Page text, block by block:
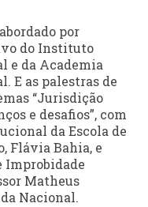
por
do Instituto
e da Academia
E as palestras de
“Jurisdição
e desafios”, com
da Escola de
Flávia Bahia, e
Improbidade
Matheus
Nacional.